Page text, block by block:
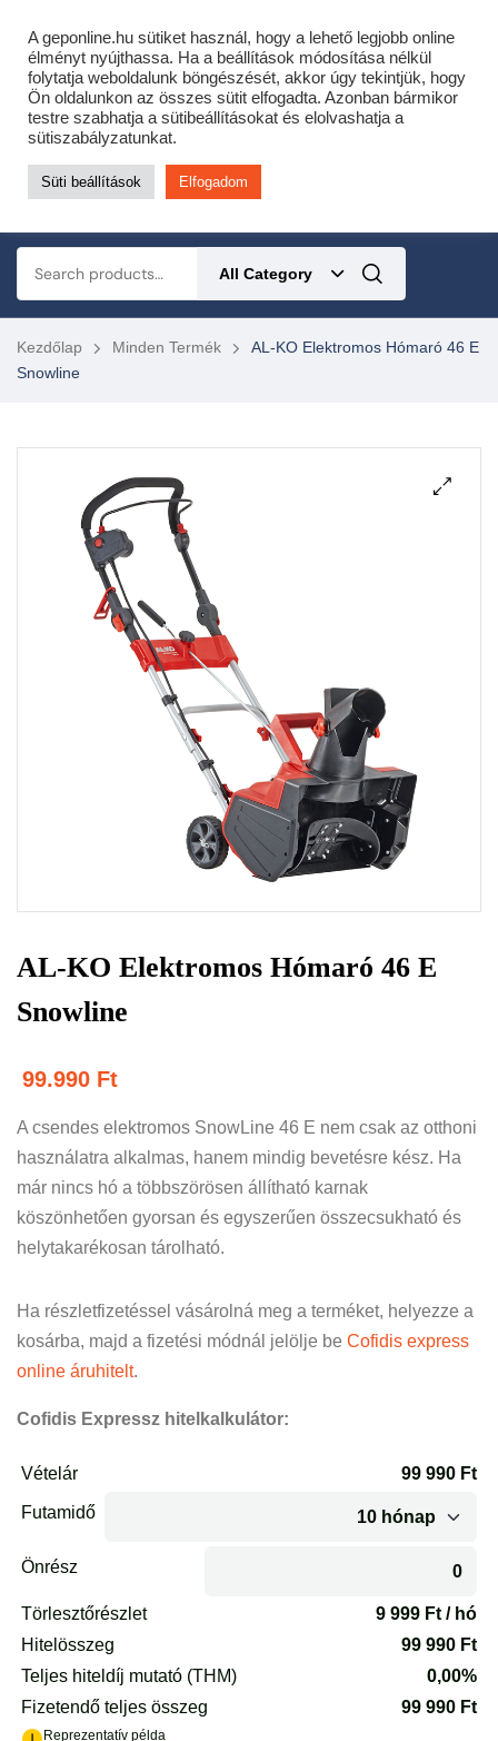
Cofidis expressz online áruhitel 0 % THM-el 10 hónapra!
Most minden akciós HQ láncfűrészhez ajándékba adunk egy fűrészláncot!
Részletek ide kattintva!
KERTÉSZETI – ERDÉSZETI – ÉPÍTŐIPARI GÉP WEBSHOP
All Category
Kezdőlap Minden Termék
AL-KO Elektromos Hómaró 46 E
Snowline
AL-KO Elektromos Hómaró 46 E
Snowline
99.990 Ft
A csendes elektromos SnowLine 46 E nem csak az otthoni
használatra alkalmas, hanem mindig bevetésre kész. Ha
már nincs hó a többszörösen állítható karnak
köszönhetően gyorsan és egyszerűen összecsukható és
helytakarékosan tárolható.
Ha részletfizetéssel vásárolná meg a terméket, helyezze a
kosárba, majd a fizetési módnál jelölje be Cofidis express
online áruhitelt.
Cofidis Expressz hitelkalkulátor:
A geponline.hu sütiket használ, hogy a lehető legjobb online
élményt nyújthassa. Ha a beállítások módosítása nélkül
folytatja weboldalunk böngészését, akkor úgy tekintjük, hogy
Ön oldalunkon az összes sütit elfogadta. Azonban bármikor
testre szabhatja a sütibeállításokat és elolvashatja a
sütiszabályzatunkat.
Süti beállítások Elfogadom